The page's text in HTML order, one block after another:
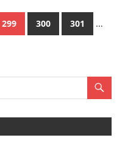
299 300 301 …